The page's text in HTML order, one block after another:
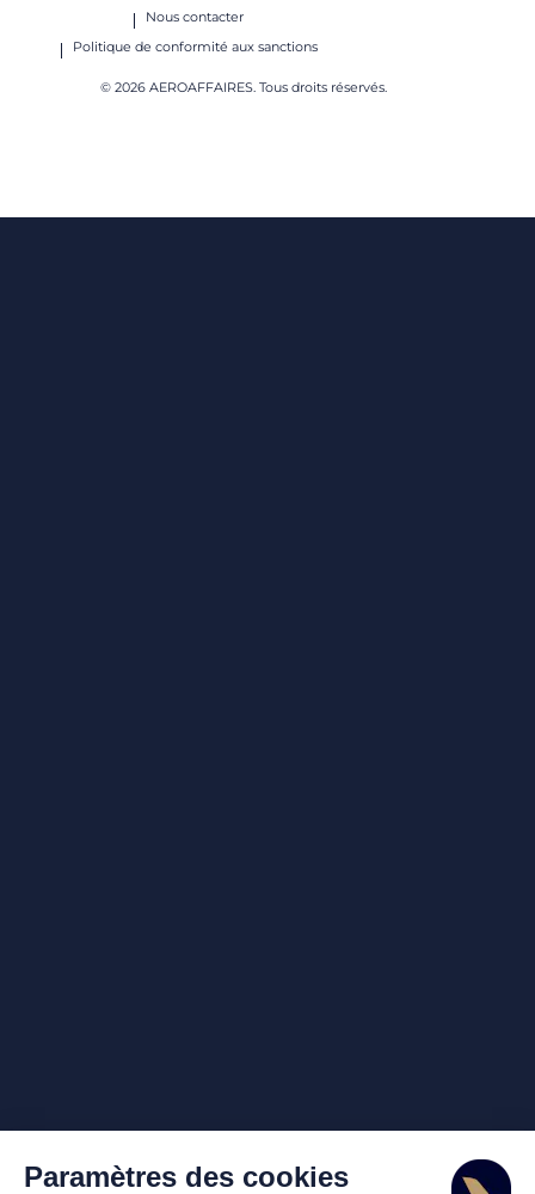
Nous contacter
Politique de conformité aux sanctions
© 2026 AEROAFFAIRES. Tous droits réservés.
Paramètres des cookies